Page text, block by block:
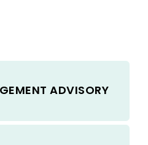
ADVISORY